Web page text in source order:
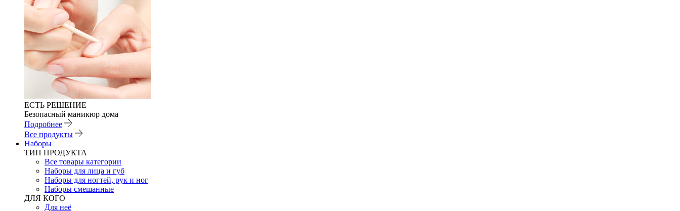
ЕСТЬ РЕШЕНИЕ
Безопасный маникюр дома
Подробнее
Все продукты
Наборы
ТИП ПРОДУКТА
Все товары категории
Наборы для лица и губ
Наборы для ногтей, рук и ног
Наборы смешанные
ДЛЯ КОГО
Для неё